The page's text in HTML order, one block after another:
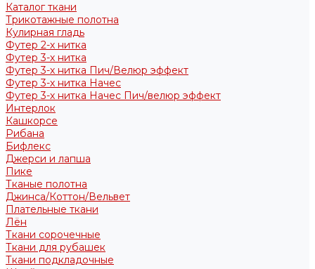
Каталог ткани
Трикотажные полотна
Кулирная гладь
Футер 2-х нитка
Футер 3-х нитка
Футер 3-х нитка Пич/Велюр эффект
Футер 3-х нитка Начес
Футер 3-х нитка Начес Пич/велюр эффект
Интерлок
Кашкорсе
Рибана
Бифлекс
Джерси и лапша
Пике
Тканые полотна
Джинса/Коттон/Вельвет
Плательные ткани
Лён
Ткани сорочечные
Ткани для рубашек
Ткани подкладочные